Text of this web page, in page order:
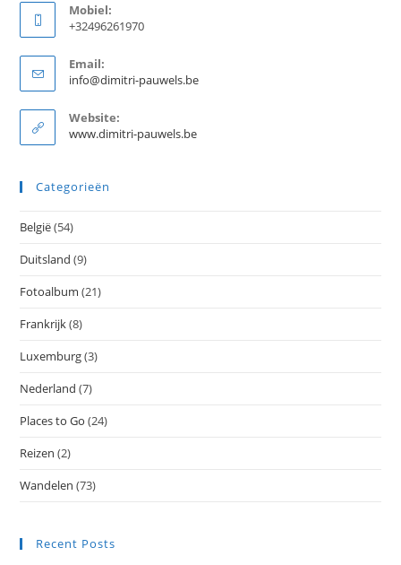
Mobiel:
+32496261970
Email:
info@dimitri-pauwels.beOpent
Website:
www.dimitri-pauwels.be
Categorieën
België(54)
Duitsland (9)
Fotoalbum (21)
Frankrijk(8)
Luxemburg(3)
Nederland (7)
Places to Go (24)
Reizen (2)
Wandelen (73)
Recent Posts